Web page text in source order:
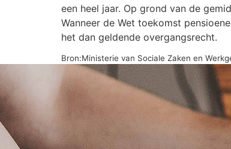
een heel jaar. Op grond van de
Wanneer de Wet toekomst
het dan geldende overgangsrecht.
Bron:Ministerie van Sociale Zaken en